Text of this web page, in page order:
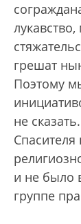
грешат
Поэтому
не
и не было
группе